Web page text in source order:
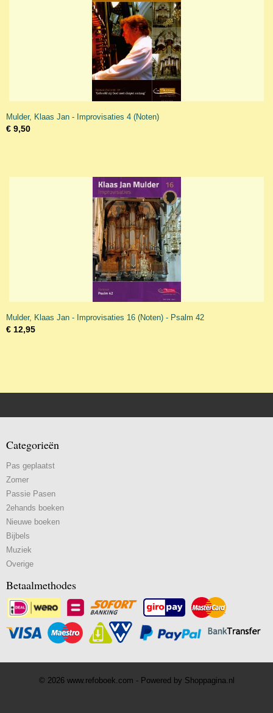
Mulder, Klaas Jan - Improvisaties 4 (Noten)
€ 9,50
Mulder, Klaas Jan - Improvisaties 16 (Noten) - Psalm 42
€ 12,95
Categorieën
Pas geplaatst
Zomer
Passie Pasen
2ehands boeken
Nieuwe boeken
Bijbels
Muziek
Overige
Betaalmethodes
© 2026 www.refoboek.com - Powered by Shoppagina.nl